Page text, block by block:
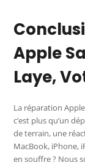
Apple
Laye,
La réparation
c’est plus qu’un
de terrain, une
MacBook, iPhone,
en souffre ? Nous